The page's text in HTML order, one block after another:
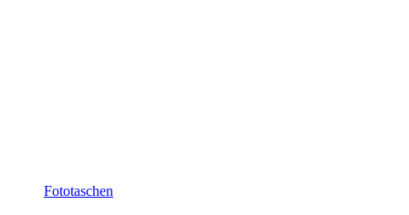
Fototaschen